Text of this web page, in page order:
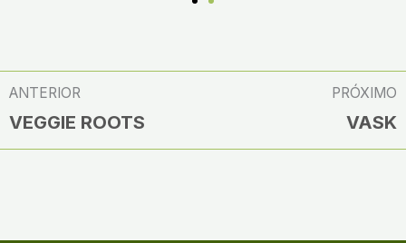
ANTERIOR
VEGGIE ROOTS
PRÓXIMO
VASK